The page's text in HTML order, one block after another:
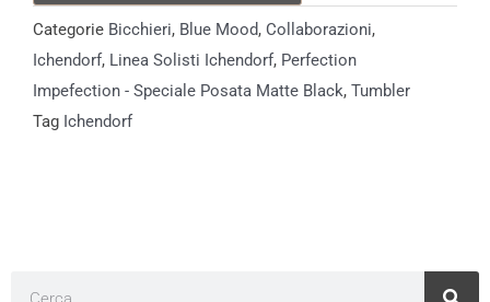
Categorie Bicchieri, Blue Mood, Collaborazioni,
Ichendorf, Linea Solisti Ichendorf, Perfection
Impefection - Speciale Posata Matte Black, Tumbler
Tag Ichendorf